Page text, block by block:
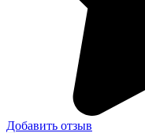
Добавить отзыв